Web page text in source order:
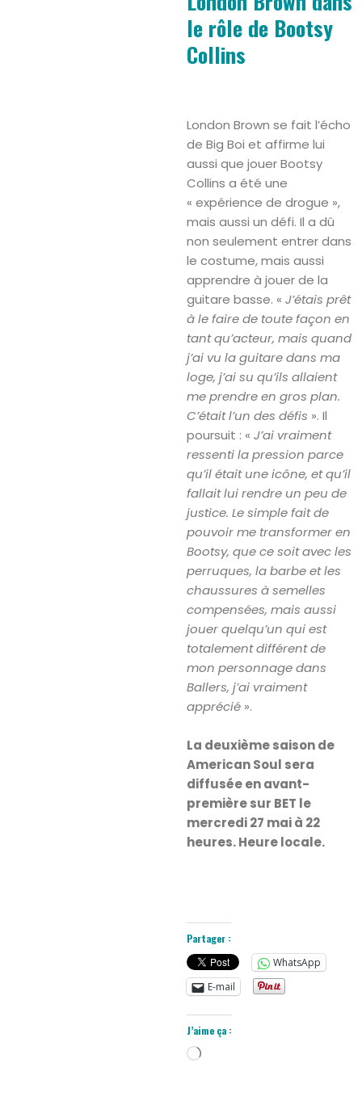
le rôle de Bootsy
Collins
London Brown se fait l’écho
de Big Boi et affirme lui
aussi que jouer Bootsy
Collins a été une
« expérience de drogue »,
mais aussi un défi. Il a dû
non seulement entrer dans
le costume, mais aussi
apprendre à jouer de la
guitare basse. « J’étais prêt
à le faire de toute façon en
tant qu’acteur, mais quand
j’ai vu la guitare dans ma
loge, j’ai su qu’ils allaient
me prendre en gros plan.
C’était l’un des défis ». Il
poursuit : « J’ai vraiment
ressenti la pression parce
qu’il était une icône, et qu’il
fallait lui rendre un peu de
justice. Le simple fait de
pouvoir me transformer en
Bootsy, que ce soit avec les
perruques, la barbe et les
chaussures à semelles
compensées, mais aussi
jouer quelqu’un qui est
totalement différent de
mon personnage dans
Ballers, j’ai vraiment
apprécié».
La deuxième saison de
American Soul sera
diffusée en avant-
première sur BET le
mercredi 27 mai à 22
heures. Heure locale.
Partager :
WhatsApp
E-mail
J’aime ça :
Chargement…